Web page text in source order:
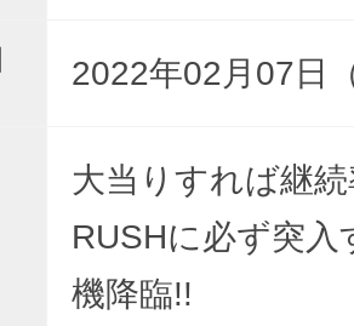
2022年02月07日
大当りすれば継
RUSHに必ず突入
機降臨!!